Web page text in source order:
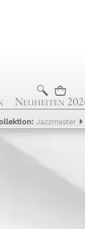
b n
Neuheiten
Jazzmaster